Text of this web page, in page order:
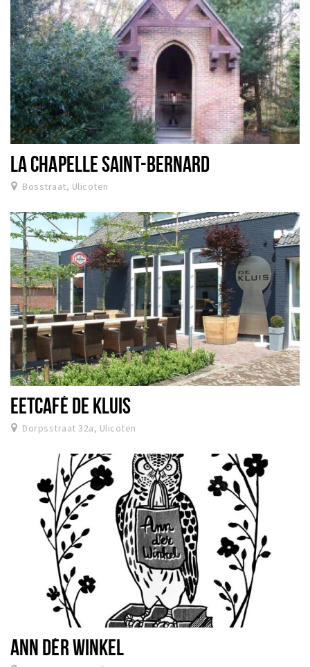
LA CHAPELLE SAINT-BERNARD
Bosstraat, Ulicoten
EETCAFÉ DE KLUIS
Dorpsstraat 32a, Ulicoten
ANN DÉR WINKEL